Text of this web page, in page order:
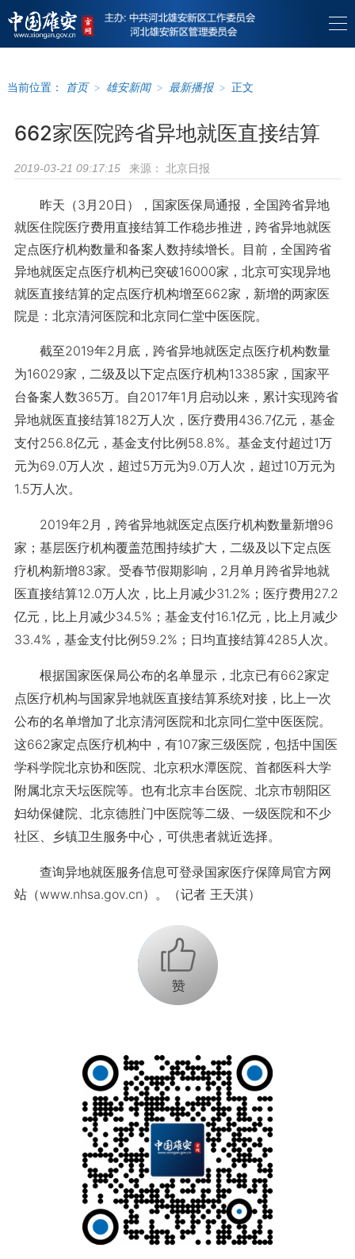
当前位置： 首页 > 雄安新闻 > 最新播报 > 正文
662家医院跨省异地就医直接结算
2019-03-21 09:17:15 来源： 北京日报
昨天（3月20日），国家医保局通报，全国跨省异地
就医住院医疗费用直接结算工作稳步推进，跨省异地就医
定点医疗机构数量和备案人数持续增长。目前，全国跨省
异地就医定点医疗机构已突破16000家，北京可实现异地
就医直接结算的定点医疗机构增至662家，新增的两家医
院是：北京清河医院和北京同仁堂中医医院。
截至2019年2月底，跨省异地就医定点医疗机构数量
为16029家，二级及以下定点医疗机构13385家，国家平
台备案人数365万。自2017年1月启动以来，累计实现跨省
异地就医直接结算182万人次，医疗费用436.7亿元，基金
支付256.8亿元，基金支付比例58.8%。基金支付超过1万
元为69.0万人次，超过5万元为9.0万人次，超过10万元为
1.5万人次。
2019年2月，跨省异地就医定点医疗机构数量新增96
家；基层医疗机构覆盖范围持续扩大，二级及以下定点医
疗机构新增83家。受春节假期影响，2月单月跨省异地就
医直接结算12.0万人次，比上月减少31.2%；医疗费用27.2
亿元，比上月减少34.5%；基金支付16.1亿元，比上月减少
33.4%，基金支付比例59.2%；日均直接结算4285人次。
根据国家医保局公布的名单显示，北京已有662家定
点医疗机构与国家异地就医直接结算系统对接，比上一次
公布的名单增加了北京清河医院和北京同仁堂中医医院。
这662家定点医疗机构中，有107家三级医院，包括中国医
学科学院北京协和医院、北京积水潭医院、首都医科大学
附属北京天坛医院等。也有北京丰台医院、北京市朝阳区
妇幼保健院、北京德胜门中医院等二级、一级医院和不少
社区、乡镇卫生服务中心，可供患者就近选择。
查询异地就医服务信息可登录国家医疗保障局官方网
站（www.nhsa.gov.cn）。（记者 王天淇）
+1